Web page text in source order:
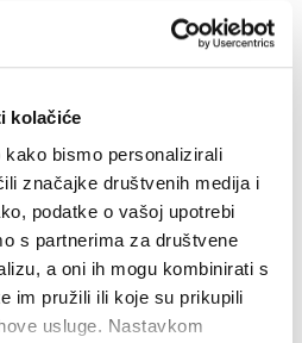
kolačiće
bismo personalizirali
značajke društvenih medija i
podatke o vašoj upotrebi
s partnerima za društvene
a oni ih mogu kombinirati s
im pružili ili koje su prikupili
usluge. Nastavkom
i parking